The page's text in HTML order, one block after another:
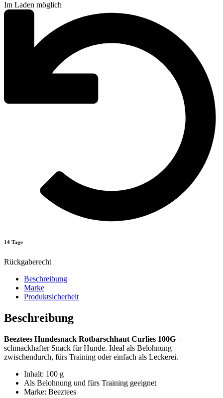
Im Laden möglich
14 Tage
Rückgaberecht
Beschreibung
Marke
Produktsicherheit
Beschreibung
Beeztees Hundesnack Rotbarschhaut Curlies 100G –
schmackhafter Snack für Hunde. Ideal als Belohnung
zwischendurch, fürs Training oder einfach als Leckerei.
Inhalt: 100 g
Als Belohnung und fürs Training geeignet
Marke: Beeztees